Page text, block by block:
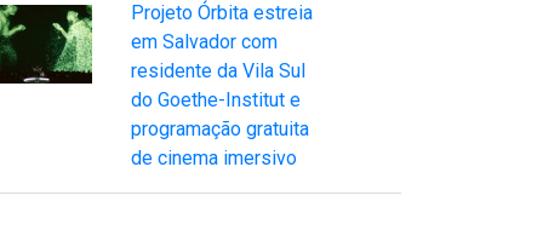
Projeto Órbita estreia
em Salvador com
residente da Vila Sul
do Goethe-Institut e
programação gratuita
de cinema imersivo